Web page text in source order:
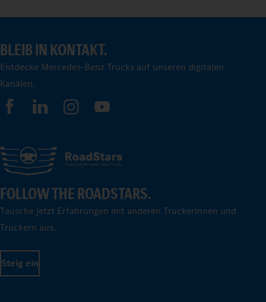
BLEIB IN KONTAKT.
Entdecke Mercedes-Benz Trucks auf unseren digitalen
Kanälen.
FOLLOW THE ROADSTARS.
Tausche jetzt Erfahrungen mit anderen Truckerinnen und
Truckern aus.
Steig ein